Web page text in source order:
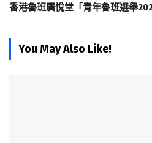
香港魯班廣悅堂「青年魯班選舉
You May Also Like!